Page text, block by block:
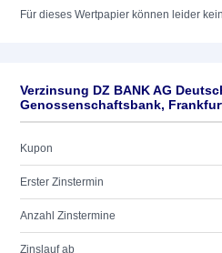
Für dieses Wertpapier können leider
Verzinsung DZ BANK AG
Genossenschaftsbank,
Kupon
Erster Zinstermin
Anzahl Zinstermine
Zinslauf ab